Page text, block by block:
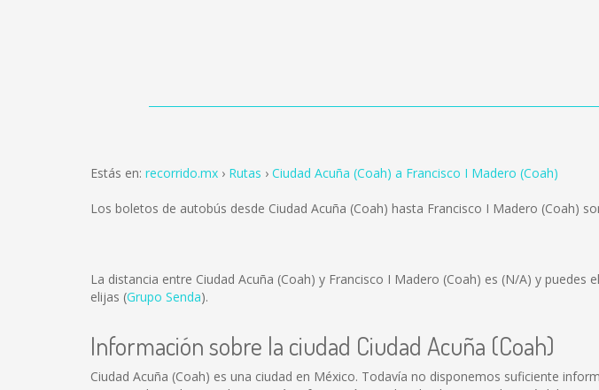
Estás en: recorrido.mx Rutas Ciudad Acuña (Coah) a Francisco I Madero (Coah)
Los boletos de autobús desde Ciudad Acuña (Coah) hasta Francisco I Madero (Coah)
La distancia entre Ciudad Acuña (Coah) y Francisco I Madero (Coah) es (N/A) y puedes
elijas (Grupo Senda).
Información sobre la ciudad Ciudad Acuña (Coah)
Ciudad Acuña (Coah) es una ciudad en México. Todavía no disponemos suficiente